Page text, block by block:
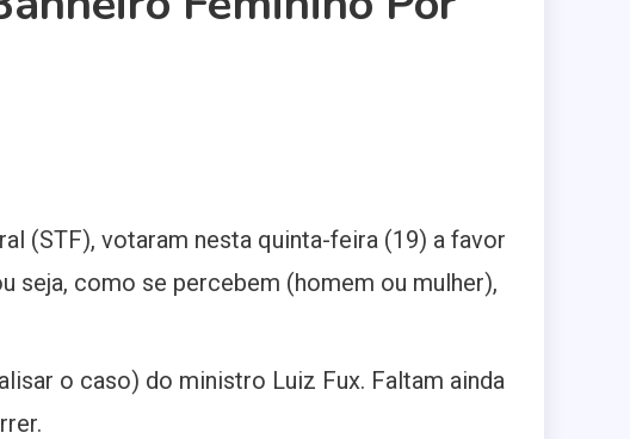
(STF), votaram nesta quinta-feira (19) a favor
seja, como se percebem (homem ou mulher),
o caso) do ministro Luiz Fux. Faltam ainda